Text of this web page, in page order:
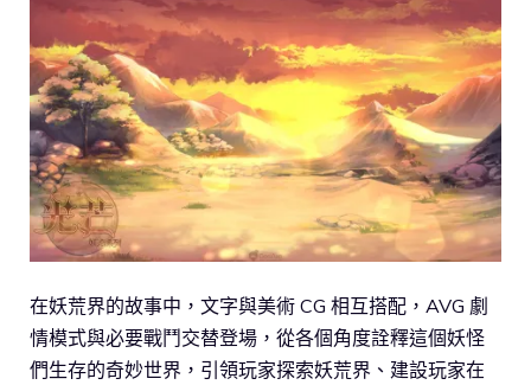
在妖荒界的故事中，文字與美術 CG 相互搭配，AVG 劇
情模式與必要戰鬥交替登場，從各個角度詮釋這個妖怪
們生存的奇妙世界，引領玩家探索妖荒界、建設玩家在